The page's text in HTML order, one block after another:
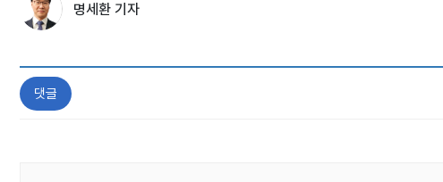
명세환 기자
댓글